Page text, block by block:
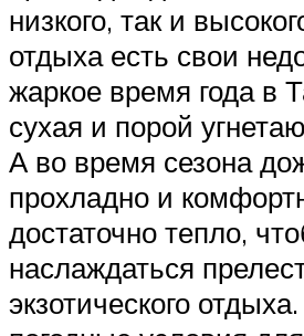
низкого, так и
отдыха есть свои
жаркое время года в
сухая и порой
А во время сезона
прохладно и
достаточно тепло,
наслаждаться
экзотического